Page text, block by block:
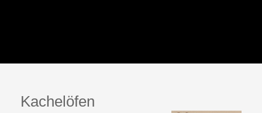
Kachelöfen